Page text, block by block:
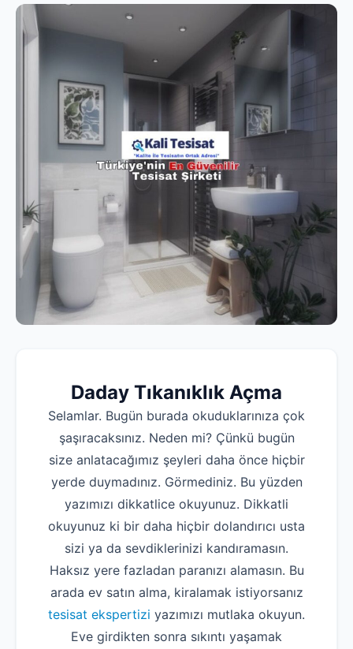
Daday Tıkanıklık Açma
Selamlar. Bugün burada okuduklarınıza çok
şaşıracaksınız. Neden mi? Çünkü bugün
size anlatacağımız şeyleri daha önce hiçbir
yerde duymadınız. Görmediniz. Bu yüzden
yazımızı dikkatlice okuyunuz. Dikkatli
okuyunuz ki bir daha hiçbir dolandırıcı usta
sizi ya da sevdiklerinizi kandıramasın.
Haksız yere fazladan paranızı alamasın. Bu
arada ev satın alma, kiralamak istiyorsanız
tesisat ekspertizi yazımızı mutlaka okuyun.
Eve girdikten sonra sıkıntı yaşamak